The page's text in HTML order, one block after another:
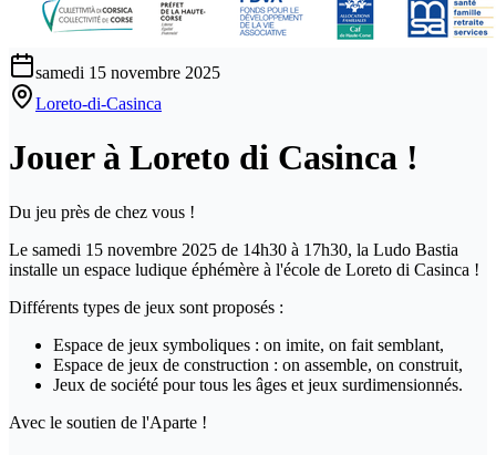
samedi 15 novembre 2025
Loreto-di-Casinca
Jouer à Loreto di Casinca !
Du jeu près de chez vous !
Le samedi 15 novembre 2025 de 14h30 à 17h30, la Ludo Bastia
installe un espace ludique éphémère à l'école de Loreto di Casinca !
Différents types de jeux sont proposés :
Espace de jeux symboliques : on imite, on fait semblant,
Espace de jeux de construction : on assemble, on construit,
Jeux de société pour tous les âges et jeux surdimensionnés.
Avec le soutien de l'Aparte !